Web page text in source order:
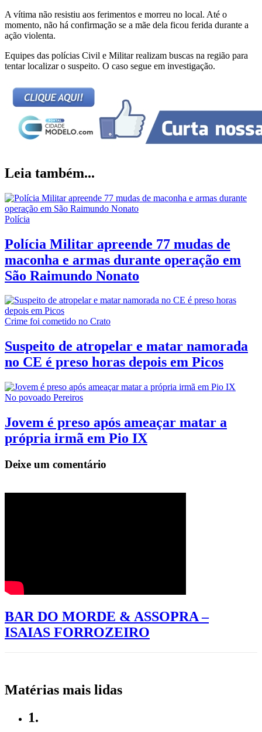
A vítima não resistiu aos ferimentos e morreu no local. Até o
momento, não há confirmação se a mãe dela ficou ferida durante a
ação violenta.
Equipes das polícias Civil e Militar realizam buscas na região para
tentar localizar o suspeito. O caso segue em investigação.
Leia também...
Polícia
Polícia Militar apreende 77 mudas de
maconha e armas durante operação em
São Raimundo Nonato
Crime foi cometido no Crato
Suspeito de atropelar e matar namorada
no CE é preso horas depois em Picos
No povoado Pereiros
Jovem é preso após ameaçar matar a
própria irmã em Pio IX
Deixe um comentário
BAR DO MORDE & ASSOPRA –
ISAIAS FORROZEIRO
Matérias mais lidas
1.